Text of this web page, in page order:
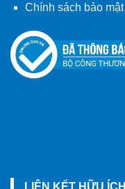
Chính sách bảo mật
LIÊN KẾT HỮU ÍCH